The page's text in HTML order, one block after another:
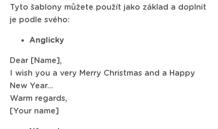
Tyto šablony můžete použít jako základ a doplnit
je podle svého:
Anglicky
Dear [Name],
I wish you a very Merry Christmas and a Happy
New Year...
Warm regards,
[Your name]